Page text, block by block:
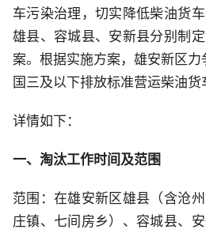
车污染治理，切实降低柴油货
雄县、容城县、安新县分别制
案。根据实施方案，雄安新区
国三及以下排放标准营运柴油货
详情如下：
一、淘汰工作时间及范围
范围：在雄安新区雄县（含沧
庄镇、七间房乡）、容城县、